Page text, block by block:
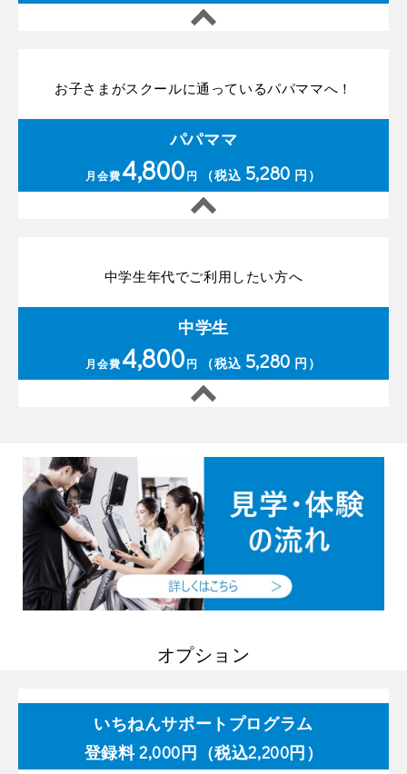
お子さまがスクールに通っているパパママへ！
パパママ
月会費4,800円 （税込 5,280 円）
中学生年代でご利用したい方へ
中学生
月会費4,800円 （税込 5,280 円）
オプション
いちねんサポートプログラム
登録料 2,000円（税込2,200円）